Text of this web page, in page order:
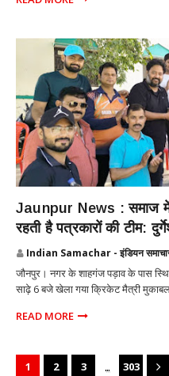
Jaunpur News : ​समाज में
रहती है पत्रकारों की टीम:
Indian Samachar - इंडियन
जौनपुर। नगर के शाहगंज पड़ाव के पास
साढ़े 6 बजे खेला गया क्रिकेट मैत्री
READ MORE
1 2 3 ... 303